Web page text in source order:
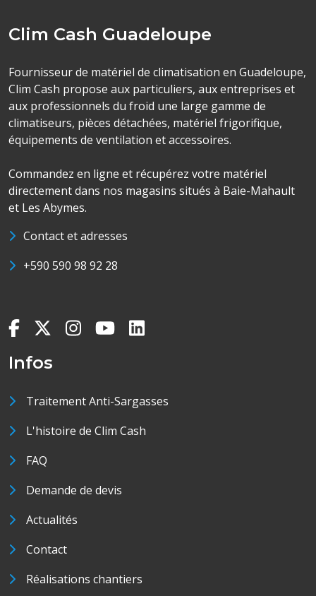
Clim Cash Guadeloupe
Fournisseur de matériel de climatisation en Guadeloupe,
Clim Cash propose aux particuliers, aux entreprises et
aux professionnels du froid une large gamme de
climatiseurs, pièces détachées, matériel frigorifique,
équipements de ventilation et accessoires.
Commandez en ligne et récupérez votre matériel
directement dans nos magasins situés à Baie-Mahault
et Les Abymes.
Contact et adresses
+590 590 98 92 28
Infos
Traitement Anti-Sargasses
L'histoire de Clim Cash
FAQ
Demande de devis
Actualités
Contact
Réalisations chantiers